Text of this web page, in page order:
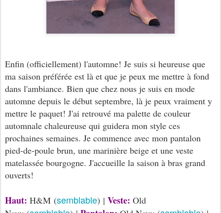
Enfin (officiellement) l'automne! Je suis si heureuse que
ma saison préférée est là et que je peux me mettre à fond
dans l'ambiance. Bien que chez nous je suis en mode
automne depuis le début septembre, là je peux vraiment y
mettre le paquet! J'ai retrouvé ma palette de couleur
automnale chaleureuse qui guidera mon style ces
prochaines semaines. Je commence avec mon pantalon
pied-de-poule brun, une marinière beige et une veste
matelassée bourgogne. J'accueille la saison à bras grand
ouverts!
Haut: H&M (semblable) | Veste: Old